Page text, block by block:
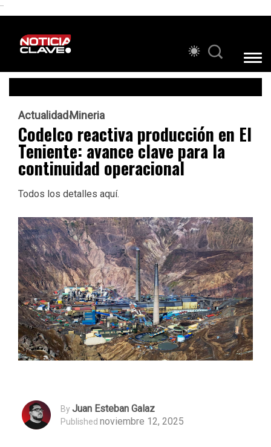
```
ActualidadMineria
Codelco reactiva producción en El
Teniente: avance clave para la
continuidad operacional
Todos los detalles aquí.
ByJuan Esteban Galaz
Published noviembre 12, 2025